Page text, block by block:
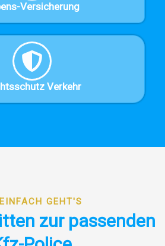
Versicherung
Verkehr
GEHT'S
zur passenden